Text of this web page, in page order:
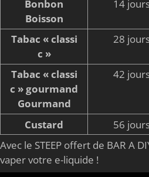
Bonbon
Boisson
14
Tabac « classi
c »
28
Tabac « classi
c » gourmand
Gourmand
42
Custard 56
Avec le STEEP offert de BAR A
vaper votre e-liquide !